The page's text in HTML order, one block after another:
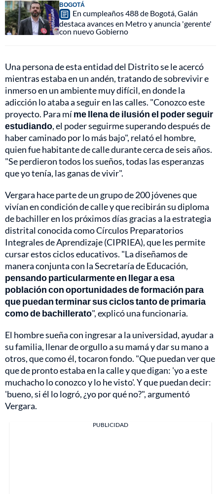
BOGOTÁ
En cumpleaños 488 de Bogotá, Galán
destaca avances en Metro y anuncia 'gerente'
con nuevo Gobierno
Una persona de esta entidad del Distrito se le acercó
mientras estaba en un andén, tratando de sobrevivir e
inmerso en un ambiente muy difícil, en donde la
adicción lo ataba a seguir en las calles. "Conozco este
proyecto. Para míme llena de ilusión el poder seguir
estudiando, el poder seguirme superando después de
haber caminado por lo más bajo", relató el hombre,
quien fue habitante de calle durante cerca de seis años.
"Se perdieron todos los sueños, todas las esperanzas
que yo tenía, las ganas de vivir".
Vergara hace parte de un grupo de 200 jóvenes que
vivían en condición de calle y que recibirán su diploma
de bachiller en los próximos días gracias a la estrategia
distrital conocida como Círculos Preparatorios
Integrales de Aprendizaje (CIPRIEA), que les permite
cursar estos ciclos educativos. "La diseñamos de
manera conjunta con la Secretaría de Educación,
pensando particularmente en llegar a esa
población con oportunidades de formación para
que puedan terminar sus ciclos tanto de primaria
como de bachillerato", explicó una funcionaria.
El hombre sueña con ingresar a la universidad, ayudar a
su familia, llenar de orgullo a su mamá y dar su mano a
otros, que como él, tocaron fondo. "Que puedan ver que
que de pronto estaba en la calle y que digan: 'yo a este
muchacho lo conozco y lo he visto'. Y que puedan decir:
'bueno, si él lo logró, ¿yo por qué no?", argumentó
Vergara.
PUBLICIDAD